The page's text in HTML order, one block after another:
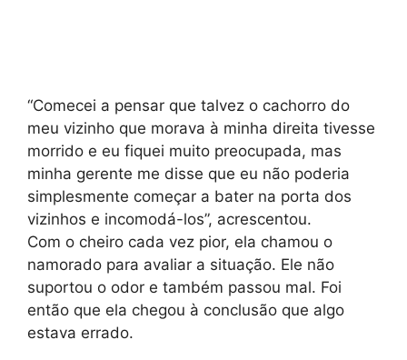
“Comecei a pensar que talvez o cachorro do
meu vizinho que morava à minha direita tivesse
morrido e eu fiquei muito preocupada, mas
minha gerente me disse que eu não poderia
simplesmente começar a bater na porta dos
vizinhos e incomodá-los”, acrescentou.
Com o cheiro cada vez pior, ela chamou o
namorado para avaliar a situação. Ele não
suportou o odor e também passou mal. Foi
então que ela chegou à conclusão que algo
estava errado.